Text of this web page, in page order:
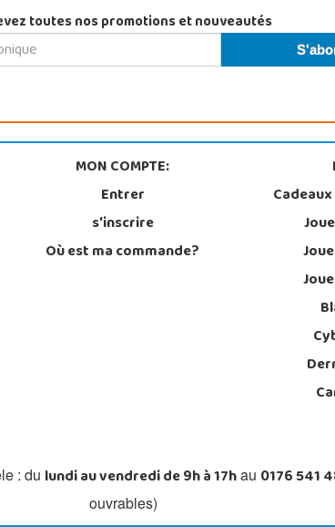
toutes nos promotions et nouveautés
MON COMPTE:
Entrer
s'inscrire
Où est ma commande?
: du lundi au vendredi de 9h à 17hau 0176 541
ouvrables)